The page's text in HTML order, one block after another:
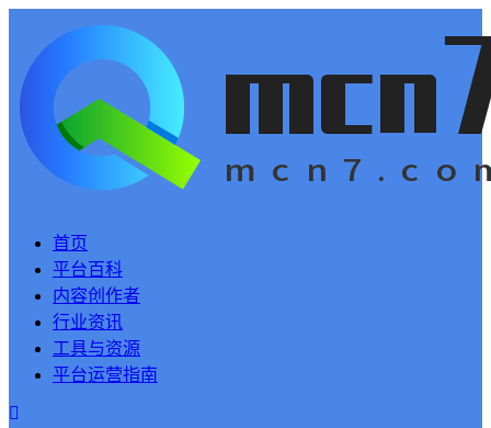
首页
平台百科
内容创作者
行业资讯
工具与资源
平台运营指南